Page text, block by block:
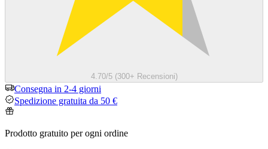
4.70/5 (300+ Recensioni)
Consegna in 2-4 giorni
Spedizione gratuita da 50 €
Prodotto gratuito per ogni ordine